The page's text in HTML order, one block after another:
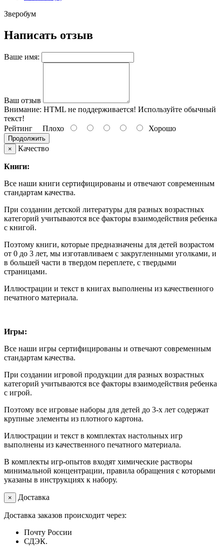
Зверобум
Написать отзыв
Ваше имя:
Ваш отзыв
Внимание: HTML не поддерживается! Используйте обычный
текст!
Рейтинг Плохо Хорошо
Продолжить
×
Качество
Книги:
Все наши книги сертифицированы и отвечают современным
стандартам качества.
При создании детской литературы для разных возрастных
категорий учитываются все факторы взаимодействия ребенка
с книгой.
Поэтому книги, которые предназначены для детей возрастом
от 0 до 3 лет, мы изготавливаем с закругленными уголками, и
в большей части в твердом переплете, с твердыми
страницами.
Иллюстрации и текст в книгах выполнены из качественного
печатного материала.
Игры:
Все наши игры сертифицированы и отвечают современным
стандартам качества.
При создании игровой продукции для разных возрастных
категорий учитываются все факторы взаимодействия ребенка
с игрой.
Поэтому все игровые наборы для детей до 3-х лет содержат
крупные элементы из плотного картона.
Иллюстрации и текст в комплектах настольных игр
выполнены из качественного печатного материала.
В комплекты игр-опытов входят химические растворы
минимальной концентрации, правила обращения с которыми
указаны в инструкциях к набору.
× Доставка
Доставка заказов происходит через:
Почту России
СДЭК.